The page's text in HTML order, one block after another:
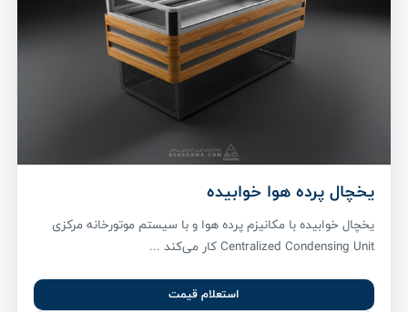
یخچال پرده هوا خوابیده
یخچال خوابیده با مکانیزم پرده هوا و با سیستم موتورخانه مرکزی
Centralized Condensing Unit کار می‌کند ...
استعلام قیمت